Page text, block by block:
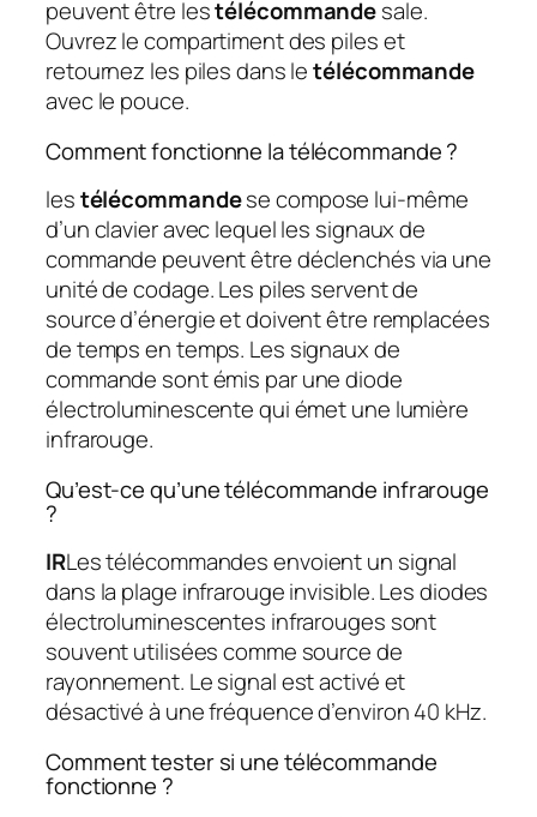
peuvent être lestélécommandesale.
Ouvrez le compartiment des piles et
retournez les piles dans letélécommande
avec le pouce.
Comment fonctionne la télécommande ?
lestélécommandese compose lui-même
d’un clavier avec lequel les signaux de
commande peuvent être déclenchés via une
unité de codage. Les piles servent de
source d’énergie et doivent être remplacées
de temps en temps. Les signaux de
commande sont émis par une diode
électroluminescente qui émet une lumière
infrarouge.
Qu’est-ce qu’une télécommande infrarouge
?
IRLes télécommandes envoient un signal
dans la plage infrarouge invisible. Les diodes
électroluminescentes infrarouges sont
souvent utilisées comme source de
rayonnement. Le signal est activé et
désactivé à une fréquence d’environ 40 kHz.
Comment tester si une télécommande
fonctionne ?